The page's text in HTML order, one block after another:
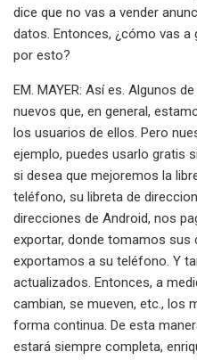
dice que no vas a vender
datos. Entonces, ¿cómo vas a
por esto?
EM. MAYER: Así es. Algunos
nuevos que, en general,
los usuarios de ellos. Pero
ejemplo, puedes usarlo gratis
si desea que mejoremos la
teléfono, su libreta de
direcciones de Android, nos
exportar, donde tomamos
exportamos a su teléfono. Y
actualizados. Entonces, a
cambian, se mueven, etc., los
forma continua. De esta
estará siempre completa,